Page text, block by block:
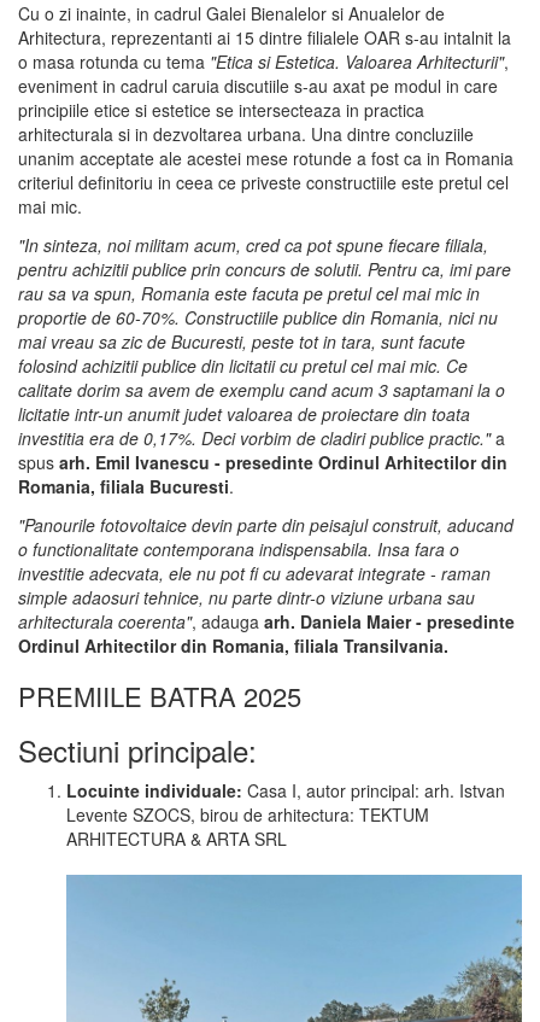
Cu o zi inainte, in cadrul Galei Bienalelor si Anualelor de
Arhitectura, reprezentanti ai 15 dintre filialele OAR s-au intalnit la
o masa rotunda cu tema "Etica si Estetica. Valoarea Arhitecturii",
eveniment in cadrul caruia discutiile s-au axat pe modul in care
principiile etice si estetice se intersecteaza in practica
arhitecturala si in dezvoltarea urbana. Una dintre concluziile
unanim acceptate ale acestei mese rotunde a fost ca in Romania
criteriul definitoriu in ceea ce priveste constructiile este pretul cel
mai mic.
"In sinteza, noi militam acum, cred ca pot spune fiecare filiala,
pentru achizitii publice prin concurs de solutii. Pentru ca, imi pare
rau sa va spun, Romania este facuta pe pretul cel mai mic in
proportie de 60-70%. Constructiile publice din Romania, nici nu
mai vreau sa zic de Bucuresti, peste tot in tara, sunt facute
folosind achizitii publice din licitatii cu pretul cel mai mic. Ce
calitate dorim sa avem de exemplu cand acum 3 saptamani la o
licitatie intr-un anumit judet valoarea de proiectare din toata
investitia era de 0,17%. Deci vorbim de cladiri publice practic."a
spus arh. Emil Ivanescu - presedinte Ordinul Arhitectilor din
Romania, filiala Bucuresti.
"Panourile fotovoltaice devin parte din peisajul construit, aducand
o functionalitate contemporana indispensabila. Insa fara o
investitie adecvata, ele nu pot fi cu adevarat integrate - raman
simple adaosuri tehnice, nu parte dintr-o viziune urbana sau
arhitecturala coerenta", adauga arh. Daniela Maier - presedinte
Ordinul Arhitectilor din Romania, filiala Transilvania.
PREMIILE BATRA 2025
Sectiuni principale:
Locuinte individuale: Casa I, autor principal: arh. Istvan
Levente SZOCS, birou de arhitectura: TEKTUM
ARHITECTURA & ARTA SRL